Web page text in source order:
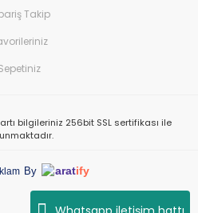
Takip
bilgileriniz 256bit SSL sertifikası ile
By aratify